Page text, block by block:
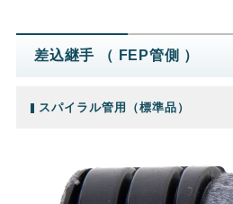
差込継手 （ FEP管側 ）
スパイラル管用（標準品）